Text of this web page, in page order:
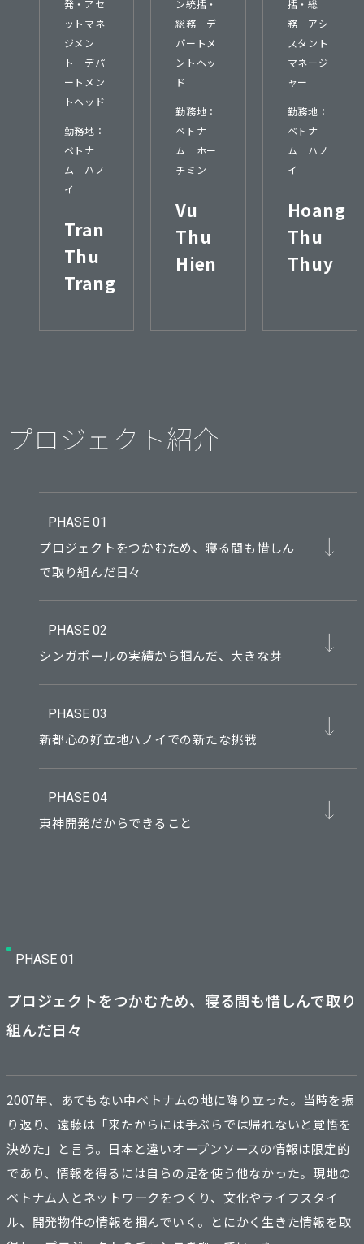
発・アセ
ットマネ
ジメン
ト デパ
ートメン
トヘッド
勤務地：
ベトナ
ム ハノ
イ
Tran
Thu
Trang
ン統括・
総務 デ
パートメ
ントヘッ
ド
勤務地：
ベトナ
ム ホー
チミン
Vu
Thu
Hien
括・総
務 アシ
スタント
マネージ
ャー
勤務地：
ベトナ
ム ハノ
イ
Hoang
Thu
Thuy
プロジェクト紹介
PHASE 01
プロジェクトをつかむため、寝る間も惜しん
で取り組んだ日々
PHASE 02
シンガポールの実績から掴んだ、大きな芽
PHASE 03
新都心の好立地ハノイでの新たな挑戦
PHASE 04
東神開発だからできること
PHASE 01
プロジェクトをつかむため、寝る間も惜しんで取り
組んだ日々
2007年、あてもない中ベトナムの地に降り立った。当時を振
り返り、遠藤は「来たからには手ぶらでは帰れないと覚悟を
決めた」と言う。日本と違いオープンソースの情報は限定的
であり、情報を得るには自らの足を使う他なかった。現地の
ベトナム人とネットワークをつくり、文化やライフスタイ
ル、開発物件の情報を掴んでいく。とにかく生きた情報を取